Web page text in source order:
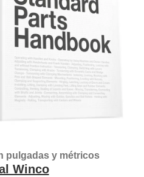
pulgadas y métricos
Winco